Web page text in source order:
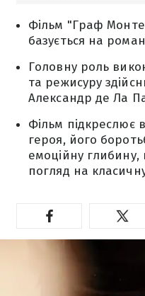
Фільм "Граф
базується на
Головну роль
та режисуру
Александр де Ла
Фільм підкреслює
героя, його
емоційну
погляд на